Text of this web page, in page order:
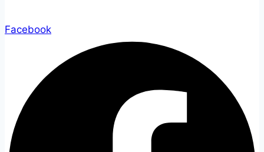
Facebook